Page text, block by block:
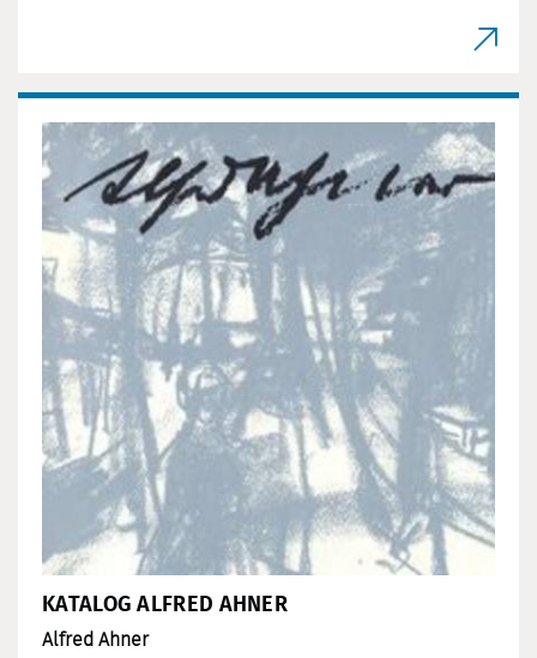
KATALOG ALFRED AHNER
Alfred Ahner